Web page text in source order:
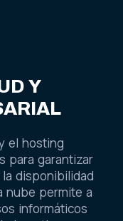
Y
el hosting
para garantizar
disponibilidad
nube permite a
informáticos